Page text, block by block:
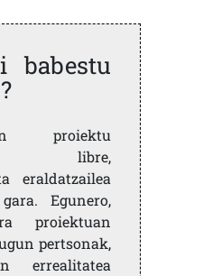
babestu
proiektu
libre,
eraldatzailea
Egunero,
proiektuan
pertsonak,
errealitatea